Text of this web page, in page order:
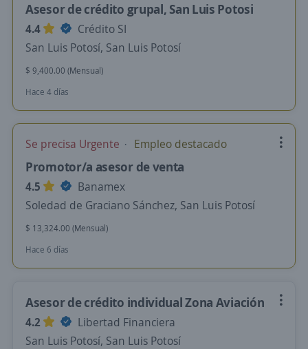
Asesor de crédito grupal, San Luis Potosi
4.4
Crédito SI
San Luis Potosí, San Luis Potosí
$ 9,400.00 (Mensual)
Hace 4 días
Se precisa Urgente Empleo destacado
Promotor/a asesor de venta
4.5
Banamex
Soledad de Graciano Sánchez, San Luis Potosí
$ 13,324.00 (Mensual)
Hace 6 días
Asesor de crédito individual Zona Aviación
4.2
Libertad Financiera
San Luis Potosí, San Luis Potosí